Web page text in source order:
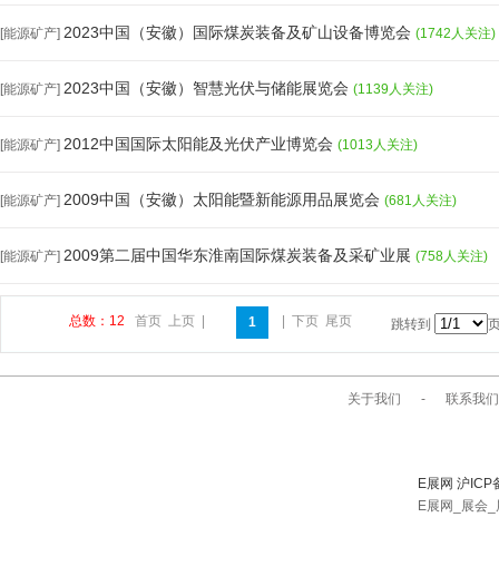
[能源矿产] 2023中国（安徽）国际煤炭装备及矿山设备博览会 (1742人关注)
[能源矿产] 2023中国（安徽）智慧光伏与储能展览会 (1139人关注)
[能源矿产] 2012中国国际太阳能及光伏产业博览会 (1013人关注)
[能源矿产] 2009中国（安徽）太阳能暨新能源用品展览会 (681人关注)
[能源矿产] 2009第二届中国华东淮南国际煤炭装备及采矿业展 (758人关注)
总数：12 首页 上页 1 下页 尾页 跳转到
关于我们 - 联系我们
E展网 沪
E展网_展会